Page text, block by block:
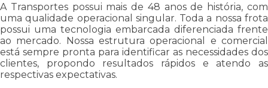
A Transportes possui mais de 48 anos de história, com
uma qualidade operacional singular. Toda a nossa frota
possui uma tecnologia embarcada diferenciada frente
ao mercado. Nossa estrutura operacional e comercial
está sempre pronta para identificar as necessidades dos
clientes, propondo resultados rápidos e atendo as
respectivas expectativas.